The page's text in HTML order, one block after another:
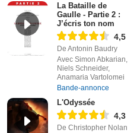
La Bataille de
Gaulle - Partie 2 :
J’écris ton nom
4,5
De Antonin Baudry
Avec Simon Abkarian,
Niels Schneider,
Anamaria Vartolomei
Bande-annonce
L'Odyssée
4,3
De Christopher Nolan